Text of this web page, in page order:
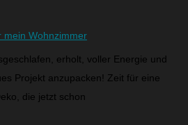
mein Wohnzimmer
erholt, voller Energie und
Projekt anzupacken! Zeit für eine
die jetzt schon